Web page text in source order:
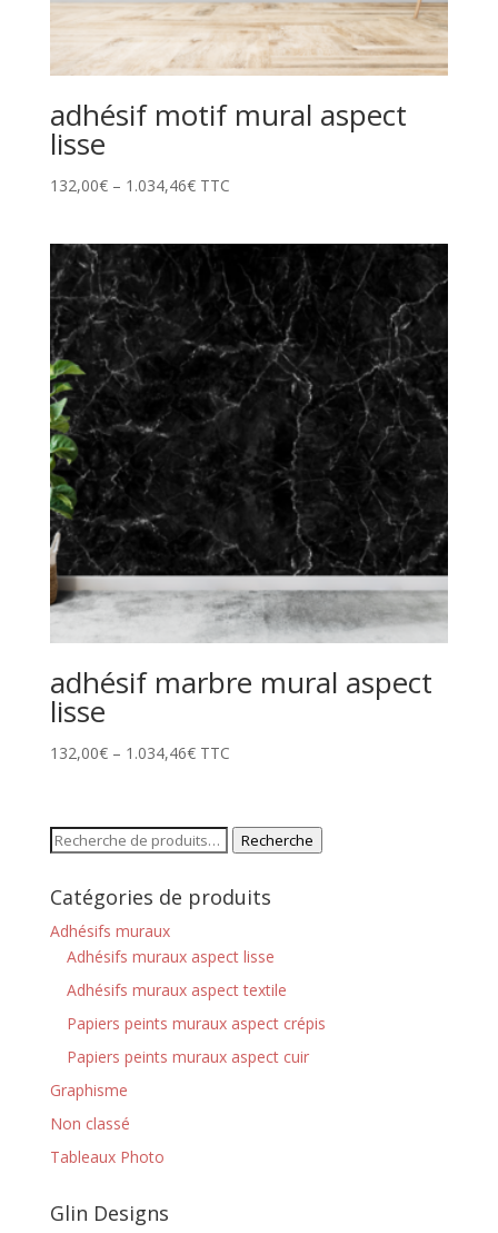
adhésif motif mural aspect
lisse
132,00€– 1.034,46€ TTC
adhésif marbre mural aspect
lisse
132,00€– 1.034,46€ TTC
Recherche
Recherche
Catégories de produits
Adhésifs muraux
Adhésifs muraux aspect lisse
Adhésifs muraux aspect textile
Papiers peints muraux aspect crépis
Papiers peints muraux aspect cuir
Graphisme
Non classé
Tableaux Photo
Glin Designs